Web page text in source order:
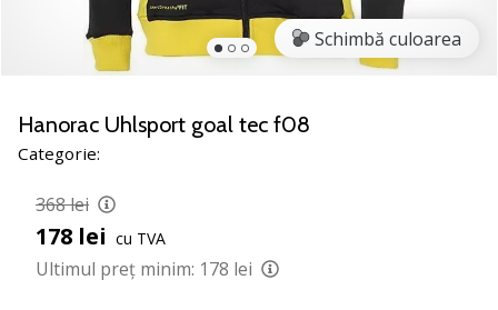
baschet
un
fan
al
ca
și
noi?
Schimbă culoarea
Hanorac Uhlsport goal tec f08
Categorie:
368 lei
178 lei cu TVA
Ultimul preț minim: 178 lei